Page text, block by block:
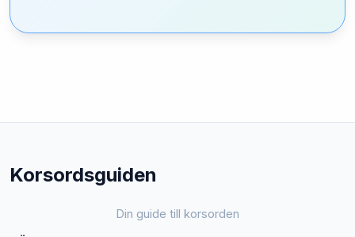
Korsordsguiden
Din guide till korsorden